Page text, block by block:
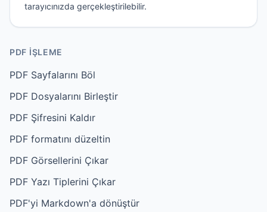
tarayıcınızda gerçekleştirilebilir.
PDF İŞLEME
PDF Sayfalarını Böl
PDF Dosyalarını Birleştir
PDF Şifresini Kaldır
PDF formatını düzeltin
PDF Görsellerini Çıkar
PDF Yazı Tiplerini Çıkar
PDF'yi Markdown'a dönüştür